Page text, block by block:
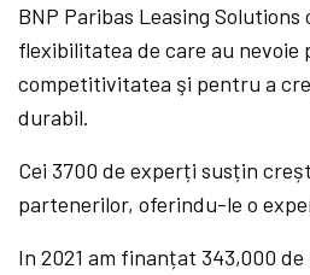
BNP Paribas Leasing
flexibilitatea de care au
competitivitatea şi pentru a
durabil.
Cei 3700 de experți susțin
partenerilor, oferindu-le o
In 2021 am finanțat 343,000